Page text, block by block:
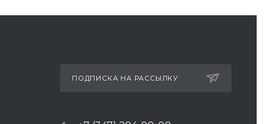
ПОДПИСКА НА РАССЫЛКУ